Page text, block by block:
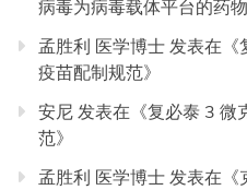
病毒为病毒载体平台的药
孟胜利 医学博士 发表在《
疫苗配制规范》
安尼 发表在《复必泰 3 微
范》
孟胜利 医学博士 发表在《